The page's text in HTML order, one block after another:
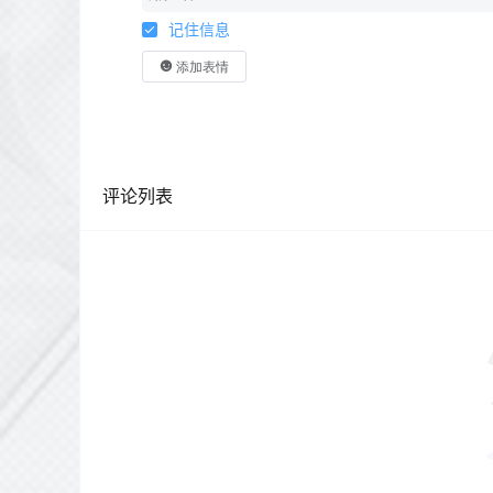
记住信息
添加表情
评论列表